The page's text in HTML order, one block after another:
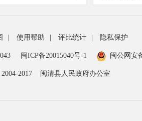
使用帮助 评比统计 隐私保护
闽ICP备20015040号-1 闽公网安
2017 闽清县人民政府办公室